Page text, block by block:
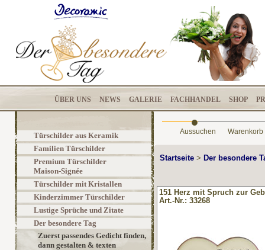
ÜBER UNS NEWS GALERIE FACHHANDEL SHOP
Türschilder aus Keramik
Familien Türschilder
Premium Türschilder
Maison-Signée
Türschilder mit Kristallen
Kinderzimmer Türschilder
Lustige Sprüche und Zitate
Der besondere Tag
Zuerst passendes Gedicht finden,
dann gestalten & texten
•
Aussuchen Warenkorb
Startseite > Der besondere
151 Herz mit Spruch zur
Art.-Nr.: 33268